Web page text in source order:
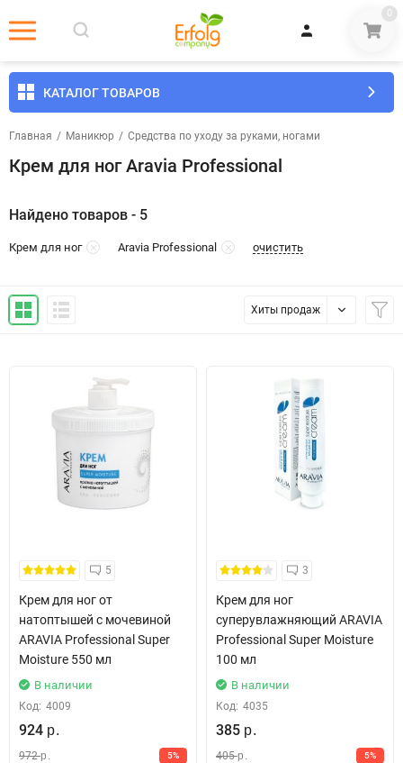
0
КАТАЛОГ ТОВАРОВ
Главная / Маникюр / Средства по уходу за руками, ногами
Крем для ног Aravia Professional
Найдено товаров - 5
Крем для ног Aravia Professional очистить
Хиты продаж
5
Крем для ног от
натоптышей с мочевиной
ARAVIA Professional Super
Moisture 550 мл
В наличии
Код: 4009
924 р.
972р. 5%
3
Крем для ног
суперувлажняющий ARAVIA
Professional Super Moisture
100 мл
В наличии
Код: 4035
385 р.
405р. 5%